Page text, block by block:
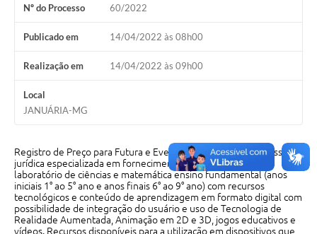
Galeria de Vídeos
Notícias
Arquivos para Download
Links
Serviços Online
Enquete
Nº do Processo 60/2022
Publicado em 14/04/2022 às 08h00
Realização em 14/04/2022 às 09h00
Local
JANUÁRIA-MG
Registro de Preço para Futura e Eventual Contratação de pessoa
jurídica especializada em fornecimento de Kit completo de
laboratório de ciências e matemática ensino fundamental (anos
iniciais 1° ao 5° ano e anos finais 6° ao 9° ano) com recursos
tecnológicos e conteúdo de aprendizagem em formato digital com
possibilidade de integração do usuário e uso de Tecnologia de
Realidade Aumentada, Animação em 2D e 3D, jogos educativos e
vídeos. Recursos disponíveis para a utilização em dispositivos que